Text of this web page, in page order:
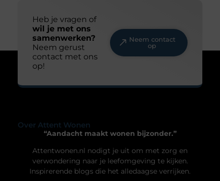
Heb je vragen of
wil je met ons
samenwerken?
Neem gerust
contact met ons
op!
Neem contact
op
Over Attent Wonen
“Aandacht maakt wonen bijzonder.”
Attentwonen.nl nodigt je uit om met zorg en
verwondering naar je leefomgeving te kijken.
Inspirerende blogs die het alledaagse verrijken.